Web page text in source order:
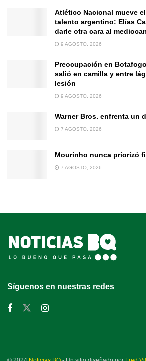
Atlético Nacional mueve
talento argentino: Elías
darle otra cara al
9 AGOSTO, 2026
Preocupación en
salió en camilla y entre
lesión
9 AGOSTO, 2026
Warner Bros. enfrenta un
7 AGOSTO, 2026
Mourinho nunca priorizó
7 AGOSTO, 2026
Síguenos en nuestras redes